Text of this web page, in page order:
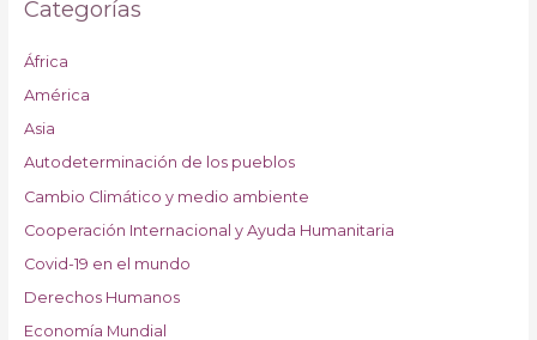
Categorías
África
América
Asia
Autodeterminación de los pueblos
Cambio Climático y medio ambiente
Cooperación Internacional y Ayuda Humanitaria
Covid-19 en el mundo
Derechos Humanos
Economía Mundial